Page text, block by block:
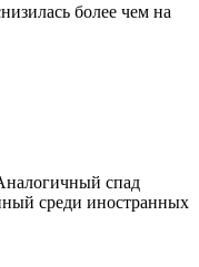
более чем на
спад
среди иностранных